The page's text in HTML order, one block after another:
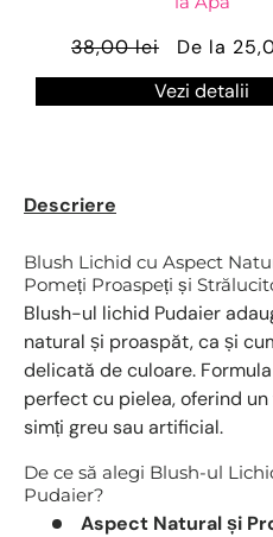
38,00 lei
De la
Vezi detalii
Descriere
Blush Lichid cu Aspect
Pomeți Proaspeți și
Blush-ul lichid Pudaier
natural și proaspăt, ca și
delicată de culoare.
perfect cu pielea, oferind
simți greu sau artificial.
De ce să alegi Blush-ul
Pudaier?
Aspect Natural și